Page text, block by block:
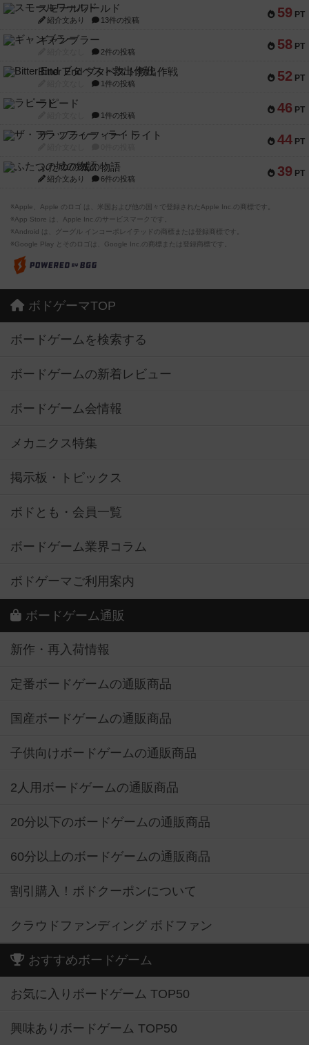
59 PT
スモールワールド
紹介文あり 13件の投稿
58 PT
ギャンブラー
2件の投稿
52 PT
Bitter End ブタペスト救出作戦
1件の投稿
46 PT
ラピード
1件の投稿
44 PT
ザ・フラッフィー・ライト
39 PT
ふたつの城の物語
紹介文あり 6件の投稿
※Apple、Apple のロゴ は、米国および他の国々で登録されたApple Inc.の商標です。
※App Store は、Apple Inc.のサービスマークです。
※Android は、グーグル インコーポレイテッドの商標または登録商標です。
※Google Play とそのロゴは、Google Inc.の商標または登録商標です。
ボドゲーマTOP
ボードゲームを検索する
ボードゲームの新着レビュー
ボードゲーム会情報
メカニクス特集
掲示板・トピックス
ボドとも・会員一覧
ボードゲーム業界コラム
ボドゲーマご利用案内
ボードゲーム通販
新作・再入荷情報
定番ボードゲームの通販商品
国産ボードゲームの通販商品
子供向けボードゲームの通販商品
2人用ボードゲームの通販商品
20分以下のボードゲームの通販商品
60分以上のボードゲームの通販商品
割引購入！ボドクーポンについて
クラウドファンディング ボドファン
おすすめボードゲーム
お気に入りボードゲーム TOP50
興味ありボードゲーム TOP50